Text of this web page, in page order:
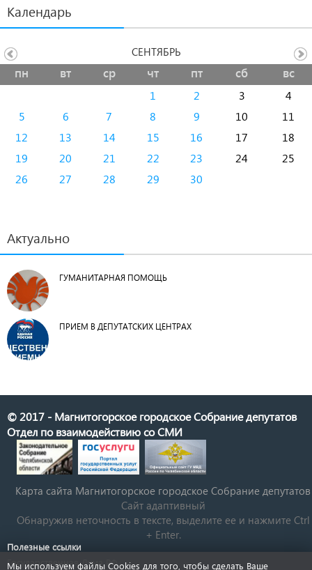
Календарь
пн вт ср чт пт сб вс
1 2 3
4
5
6 7 8 9 10
11
12
13 14 15 16 17
18
19
20 21 22 23 24
25
26
27 28 29 30
СЕНТЯБРЬ
Актуально
ГУМАНИТАРНАЯ ПОМОЩЬ
ПРИЕМ В ДЕПУТАТСКИХ ЦЕНТРАХ
© 2017 - Магнитогорское городское Собрание депутатов
Отдел по взаимодействию со СМИ
Карта сайта Магнитогорское городское Cобрание депутатов
Сайт адаптивный
Обнаружив неточность в тексте, выделите ее и нажмите Ctrl
+ Enter.
Полезные ссылки
Государственная Дума РФ
Мы используем файлы Cookies для того, чтобы сделать Ваше